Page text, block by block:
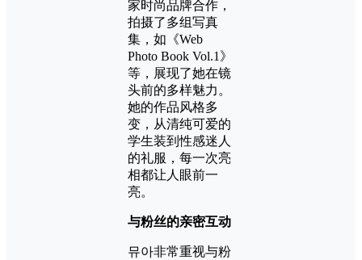
家时尚品牌合作，
拍摄了多组写真
集，如《Web
Photo Book Vol.1》
等，展现了她在镜
头前的多样魅力。
她的作品风格多
变，从清纯可爱的
学生装到性感迷人
的礼服，每一次亮
相都让人眼前一
亮。
与粉丝的亲密互动
뮤아非常重视与粉